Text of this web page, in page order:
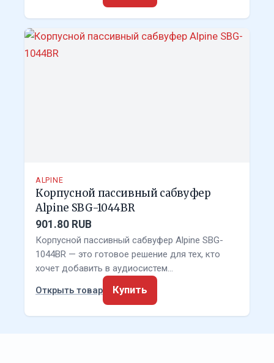
ALPINE
Корпусной пассивный сабвуфер
Alpine SBG-1044BR
901.80 RUB
Корпусной пассивный сабвуфер Alpine SBG-
1044BR — это готовое решение для тех, кто
хочет добавить в аудиосистем…
Открыть товар
Купить